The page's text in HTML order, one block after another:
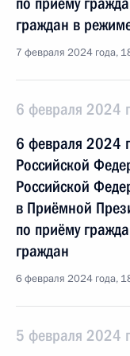
граждан в
7 февраля 2024 года,
6 февраля 2024
6 февраля 2024
Российской
Российской
в Приёмной
по приёму
граждан
6 февраля 2024 года,
5 февраля 2024